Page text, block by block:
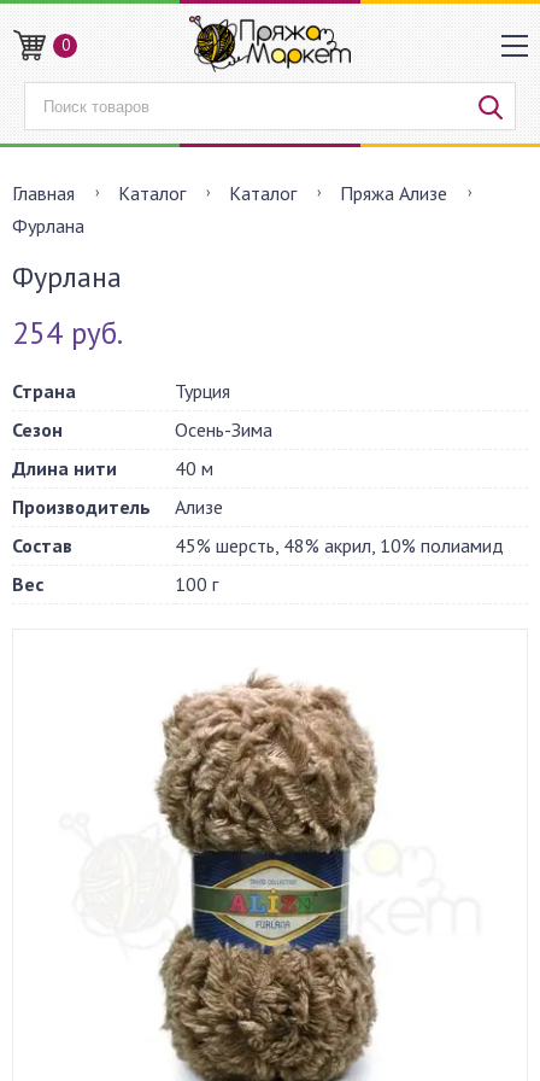
0
Главная Каталог Каталог
Пряжа Ализе
Фурлана
Фурлана
254 руб.
Страна
Турция
Сезон
Осень-Зима
Длина нити
40 м
Производитель
Ализе
Состав
45% шерсть, 48% акрил, 10% полиамид
Вес
100 г